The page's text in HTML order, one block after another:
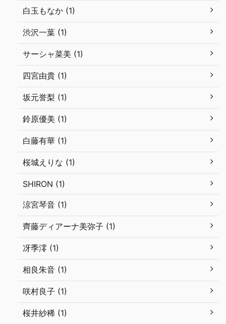
白玉もなか (1)
渋沢一葉 (1)
サーシャ菜美 (1)
四宮由貴 (1)
坂元誉梨 (1)
鈴原優美 (1)
白藤有華 (1)
桜城えりな (1)
SHIRON (1)
涼宮琴音 (1)
齊藤ディアーナ美弥子 (1)
冴季澪 (1)
相良朱音 (1)
咲村良子 (1)
桜井紗稀 (1)